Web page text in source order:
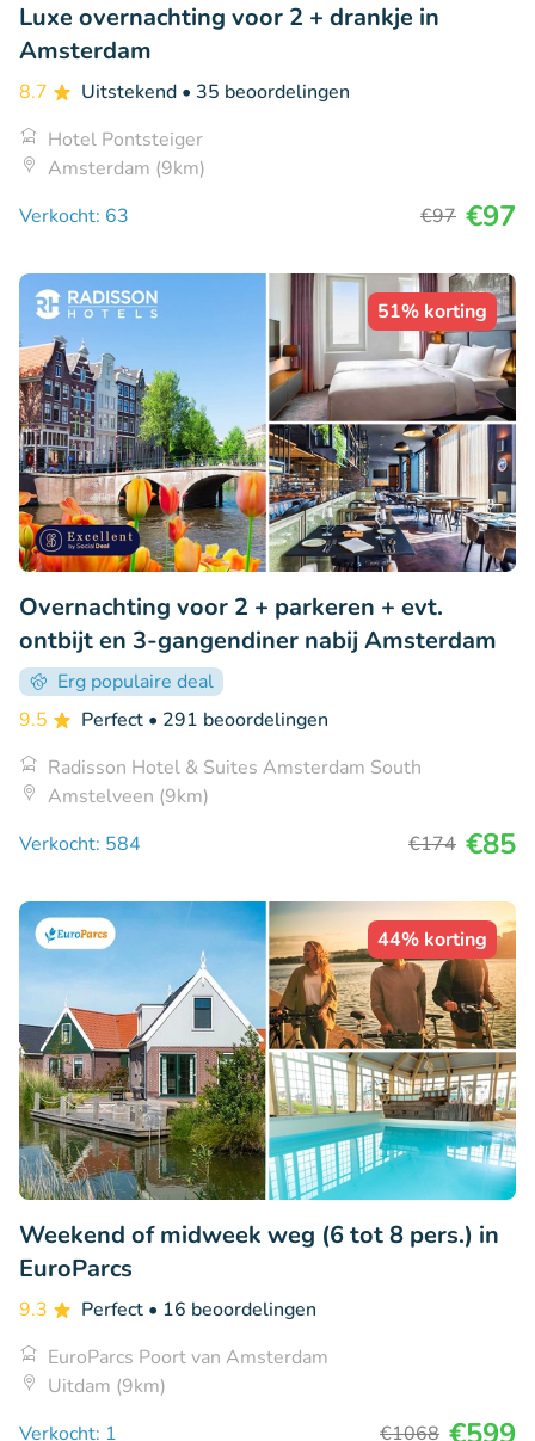
Luxe overnachting voor 2 + drankje in
Amsterdam
8.7 Uitstekend • 35 beoordelingen
Hotel Pontsteiger
Amsterdam (9km)
Verkocht: 63
€97 €97
51% korting
Overnachting voor 2 + parkeren + evt.
ontbijt en 3-gangendiner nabij Amsterdam
Erg populaire deal
9.5
Perfect • 291 beoordelingen
Radisson Hotel & Suites Amsterdam South
Amstelveen (9km)
Verkocht: 584
€174 €85
44% korting
Weekend of midweek weg (6 tot 8 pers.) in
EuroParcs
9.3 Perfect • 16 beoordelingen
EuroParcs Poort van Amsterdam
Uitdam (9km)
Verkocht: 1
€1068